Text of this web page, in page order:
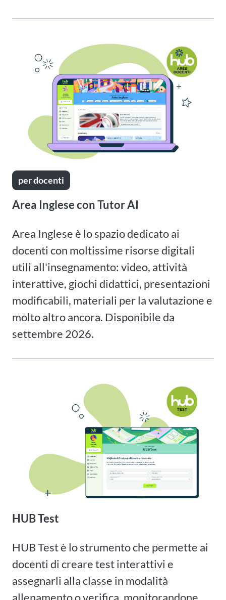
per docenti
Area Inglese con Tutor AI
Area Inglese è lo spazio dedicato ai
docenti con moltissime risorse digitali
utili all'insegnamento: video, attività
interattive, giochi didattici, presentazioni
modificabili, materiali per la valutazione e
molto altro ancora. Disponibile da
settembre 2026.
HUB Test
HUB Test è lo strumento che permette ai
docenti di creare test interattivi e
assegnarli alla classe in modalità